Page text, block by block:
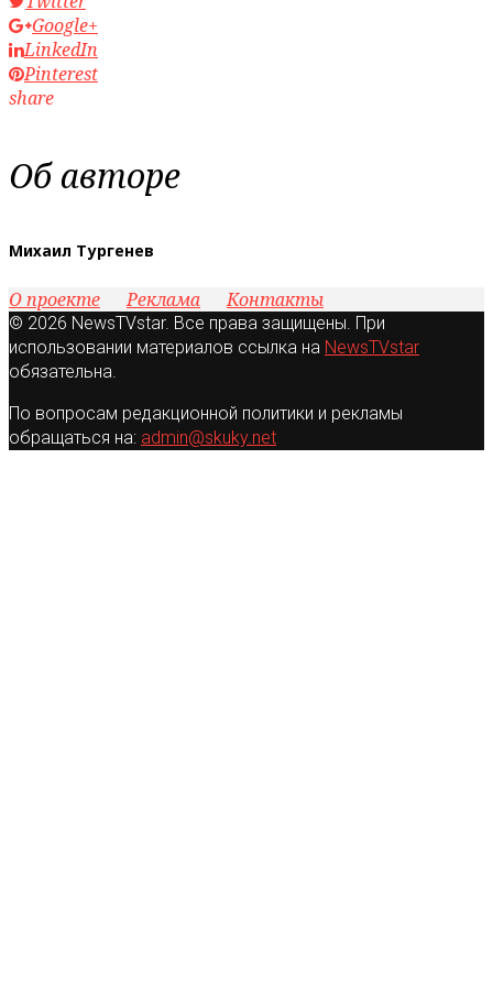
Google+
LinkedIn
Pinterest
share
Об авторе
Михаил Тургенев
О проекте Реклама Контакты
© 2026 NewsTVstar. Все права защищены. При
использовании материалов ссылка на NewsTVstar
обязательна.
По вопросам редакционной политики и рекламы
обращаться на: admin@skuky.net